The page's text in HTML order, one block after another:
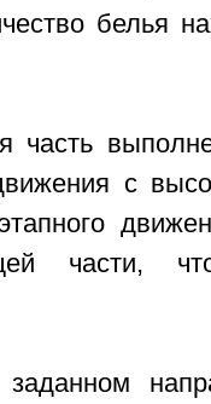
белья
часть
с
части,